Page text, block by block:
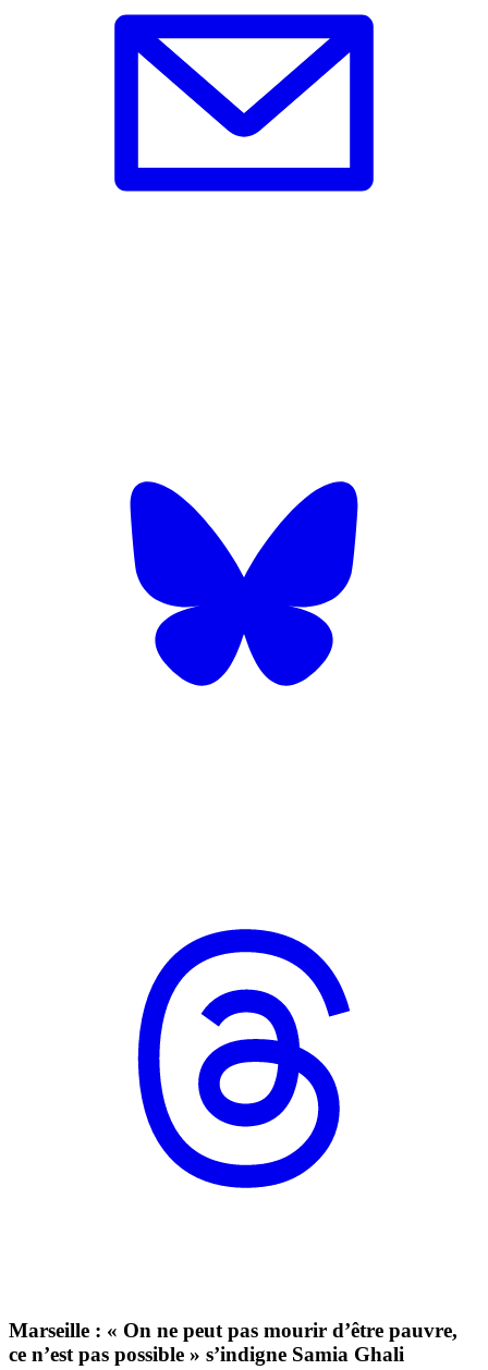
Marseille : « On ne peut pas mourir d’être pauvre,
ce n’est pas possible » s’indigne Samia Ghali